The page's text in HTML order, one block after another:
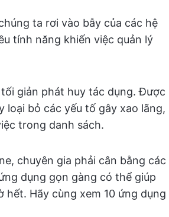
ta rơi vào bẫy của các hệ
tính năng khiến việc quản lý
giản phát huy tác dụng. Được
loại bỏ các yếu tố gây xao lãng,
trong danh sách.
chuyên gia phải cân bằng các
dụng gọn gàng có thể giúp
Hãy cùng xem 10 ứng dụng